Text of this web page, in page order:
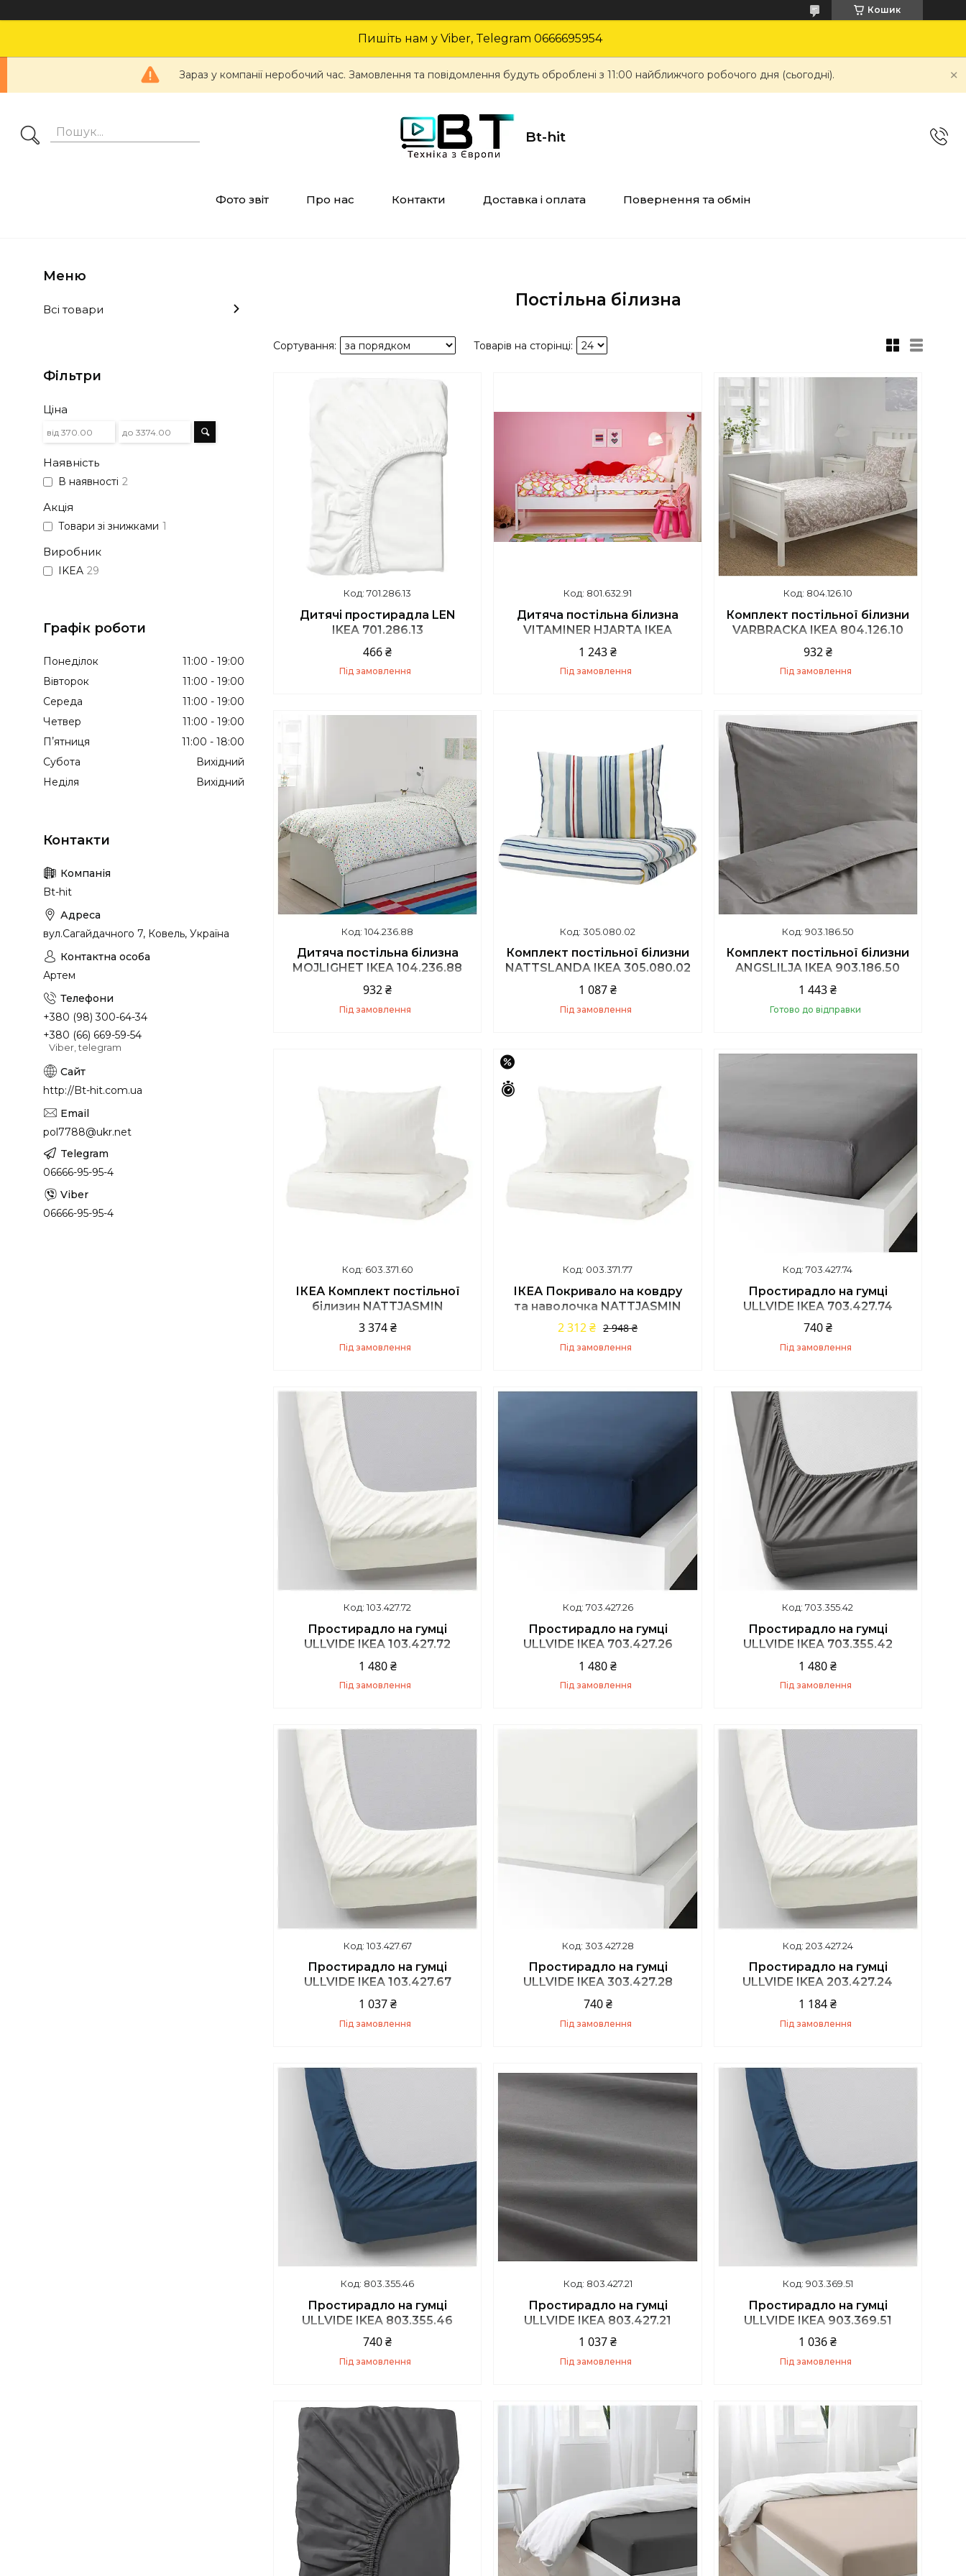
Кошик
Пишіть нам у Viber, Telegram 0666695954
Зараз у компанії неробочий час. Замовлення та повідомлення будуть оброблені з 11:00 найближчого робочого дня (сьогодні).
Bt-hit
Фото звіт Про нас Контакти Доставка і оплата Повернення та обмін
Постільна білизна
701.286.13
Дитячі простирадла LEN
IKEA 701.286.13
466 ₴
Під замовлення
Купити
801.632.91
Дитяча постільна білизна
VITAMINER HJARTA IKEA
801.632.91
1 243 ₴
Під замовлення
804.126.10
Комплект постільної білизни
VARBRACKA IKEA 804.126.10
932 ₴
Під замовлення
104.236.88
Дитяча постільна білизна
MOJLIGHET IKEA 104.236.88
932 ₴
Під замовлення
305.080.02
Комплект постільної білизни
NATTSLANDA IKEA 305.080.02
1 087 ₴
Під замовлення
903.186.50
Комплект постільної білизни
ANGSLILJA IKEA 903.186.50
1 443 ₴
Готово до відправки
Купити
603.371.60
ІКЕА Комплект постільної
білизин NATTJASMIN
НАТТЕЗМІН, 603.371.60
3 374 ₴
Під замовлення
Купити
003.371.77
ІКЕА Покривало на ковдру
та наволочка NATTJASMIN
НАТТЕЗМІН, 003.371.77
2 948 ₴
2 312 ₴
Під замовлення
Купити
703.427.74
Простирадло на гумці
ULLVIDE IKEA 703.427.74
740 ₴
Під замовлення
Купити
103.427.72
Простирадло на гумці
ULLVIDE IKEA 103.427.72
1 480 ₴
Під замовлення
Купити
703.427.26
Простирадло на гумці
ULLVIDE IKEA 703.427.26
1 480 ₴
Під замовлення
Купити
703.355.42
Простирадло на гумці
ULLVIDE IKEA 703.355.42
1 480 ₴
Під замовлення
Купити
103.427.67
Простирадло на гумці
ULLVIDE IKEA 103.427.67
1 037 ₴
Під замовлення
Купити
303.427.28
Простирадло на гумці
ULLVIDE IKEA 303.427.28
740 ₴
Під замовлення
203.427.24
Простирадло на гумці
ULLVIDE IKEA 203.427.24
1 184 ₴
Під замовлення
Купити
803.355.46
Простирадло на гумці
ULLVIDE IKEA 803.355.46
740 ₴
Під замовлення
Купити
803.427.21
Простирадло на гумці
ULLVIDE IKEA 803.427.21
1 037 ₴
Під замовлення
Купити
903.369.51
Простирадло на гумці
ULLVIDE IKEA 903.369.51
1 036 ₴
Під замовлення
Купити
Всі товари
Фільтри
Ціна
Наявність
В наявності 2
Акція
Товари зі знижками 1
Виробник
IKEA 29
Графік роботи
Понеділок 11:00
19:00
Вівторок
11:00
19:00
Середа
11:00
19:00
Четвер
11:00
19:00
Пʼятниця
11:00
18:00
Субота
Вихідний
Неділя
Вихідний
Bt-hit
вул.Сагайдачного 7, Ковель, Україна
Артем
+380 (98) 300-64-34
+380 (66) 669-59-54
Viber, telegram
http://Bt-hit.com.ua
pol7788@ukr.net
06666-95-95-4
06666-95-95-4